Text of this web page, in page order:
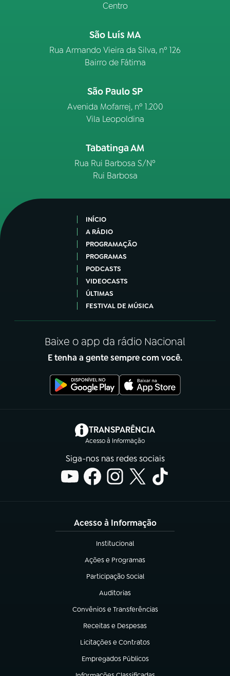
Centro
São Luís MA
Rua Armando Vieira da Silva, nº 126
Bairro de Fátima
São Paulo SP
Avenida Mofarrej, nº 1.200
Vila Leopoldina
Tabatinga AM
Rua Rui Barbosa S/Nº
Rui Barbosa
INÍCIO
A RÁDIO
PROGRAMAÇÃO
PROGRAMAS
PODCASTS
VIDEOCASTS
ÚLTIMAS
FESTIVAL DE MÚSICA
Baixe o app da rádio Nacional
E tenha a gente sempre com você.
TRANSPARÊNCIA
Acesso à Informação
(abre em nova aba)
Siga-nos nas redes sociais
Acesso à Informação
Institucional
(abre em nova aba)
Ações e Programas
(abre em nova aba)
Participação Social
(abre em nova aba)
Auditorias
(abre em nova aba)
Convênios e Transferências
(abre em nova aba)
Receitas e Despesas
(abre em nova aba)
Licitações e Contratos
(abre em nova aba)
Empregados Públicos
(abre em nova aba)